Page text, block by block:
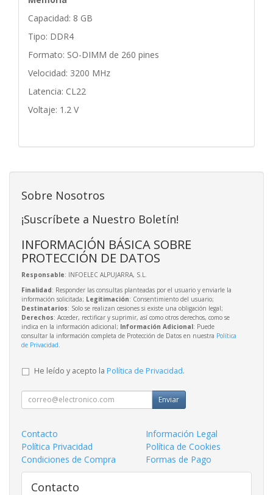
Capacidad: 8 GB
Tipo: DDR4
Formato: SO-DIMM de 260 pines
Velocidad: 3200 MHz
Latencia: CL22
Voltaje: 1.2 V
Sobre Nosotros
¡Suscríbete a Nuestro Boletín!
INFORMACIÓN BÁSICA SOBRE
PROTECCIÓN DE DATOS
Responsable: INFOELEC ALPUJARRA, S.L.
Finalidad: Responder las consultas planteadas por el usuario y enviarle la
información solicitada; Legitimación: Consentimiento del usuario;
Destinatarios: Solo se realizan cesiones si existe una obligación legal;
Derechos: Acceder, rectificar y suprimir, así como otros derechos, como se
indica en la información adicional; Información Adicional: Puede
consultar la información completa de Protección de Datos en nuestra Política
de Privacidad
He leído y acepto la Política de Privacidad.
Enviar
Contacto
Información Legal
Política Privacidad
Política de Cookies
Condiciones de Compra
Formas de Pago
Contacto